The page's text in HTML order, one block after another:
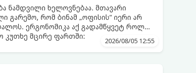
ნამდვილი ხელოვნებაა. მთავარი
გარემო, რომ ბინამ „ოფისის“ იერი არ
ერგონომიკა აქ გადამწყვეტ როლს
კუთხე მცირე ფართში: 2026/08/05 12:55